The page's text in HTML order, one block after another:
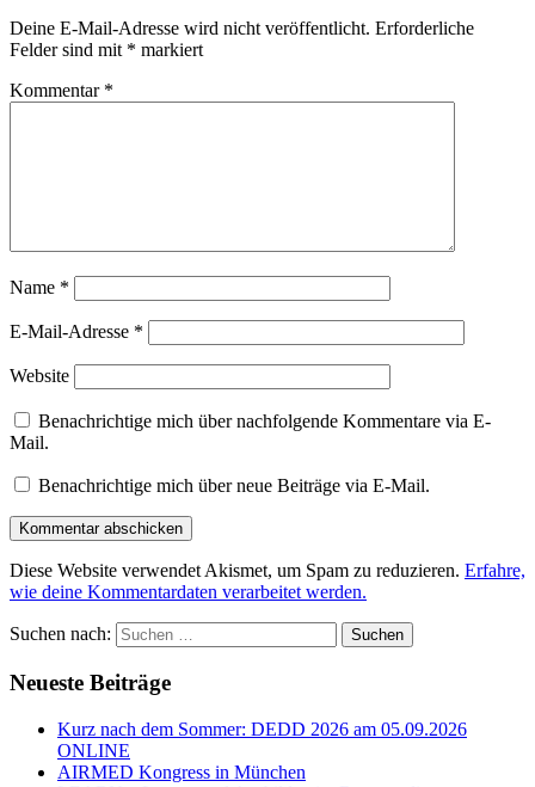
Deine E-Mail-Adresse wird nicht veröffentlicht. Erforderliche
Felder sind mit * markiert
Kommentar *
Name *
E-Mail-Adresse *
Website
Benachrichtige mich über nachfolgende Kommentare via E-
Mail.
Benachrichtige mich über neue Beiträge via E-Mail.
Diese Website verwendet Akismet, um Spam zu reduzieren. Erfahre,
wie deine Kommentardaten verarbeitet werden.
Suchen nach:
Neueste Beiträge
Kurz nach dem Sommer: DEDD 2026 am 05.09.2026
ONLINE
AIRMED Kongress in München